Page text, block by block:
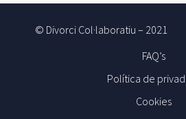
© Divorci Col·laboratiu – 2021
FAQ’s
Política de
Cookies